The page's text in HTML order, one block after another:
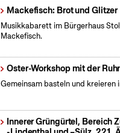
Mackefisch: Brot und Glitzer
Musikkabarett im Bürgerhaus
Mackefisch.
Oster-Workshop mit der
Gemeinsam basteln und kreieren
Innerer Grüngürtel, Bereich